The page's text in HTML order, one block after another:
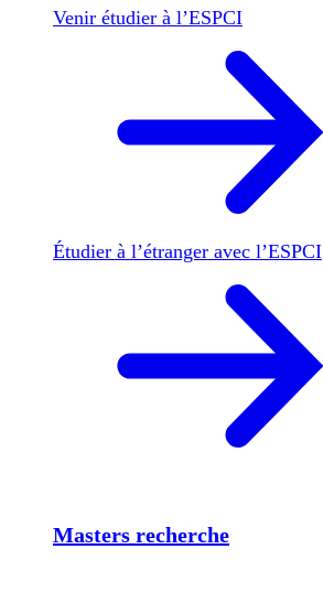
Venir étudier à l’ESPCI
Étudier à l’étranger avec l’ESPCI
Masters recherche